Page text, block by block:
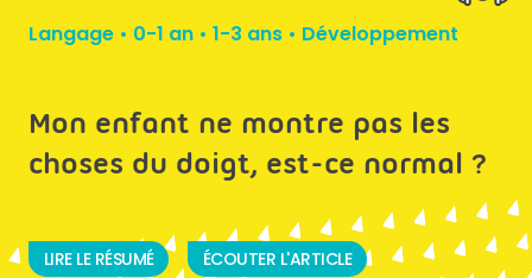
Langage • 0-1 an • 1-3 ans • Développement
Mon enfant ne montre pas les
choses du doigt, est-ce normal ?
LIRE LE RÉSUMÉ ÉCOUTER L'ARTICLE